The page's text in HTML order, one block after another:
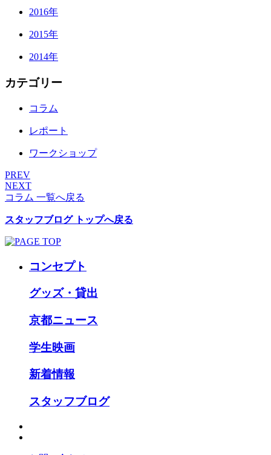
2016年
2015年
2014年
カテゴリー
コラム
レポート
ワークショップ
PREV
NEXT
コラム 一覧へ戻る
スタッフブログ トップへ戻る
コンセプト
グッズ・貸出
京都ニュース
学生映画
新着情報
スタッフブログ